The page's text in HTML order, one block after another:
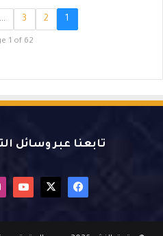
1
2
3
…
1 of 62
تابعنا عبر وسائل
فيسبوك